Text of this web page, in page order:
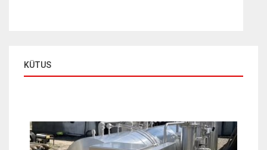
KÜTUS